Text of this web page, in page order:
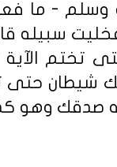
- ما فعل
سبيله
تختم الآية
شيطان
صدقك